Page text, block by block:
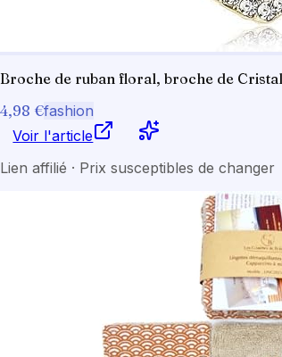
Broche de ruban floral, broche de
4,98 €fashion
Voir l'article
Lien affilié · Prix susceptibles de changer